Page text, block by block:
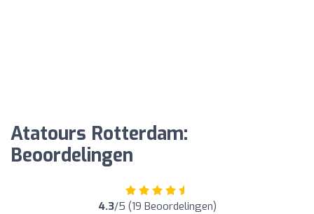
Atatours Rotterdam:
Beoordelingen
4.3/5 (19 Beoordelingen)